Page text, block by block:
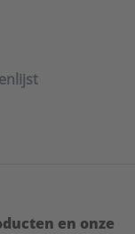
en onze